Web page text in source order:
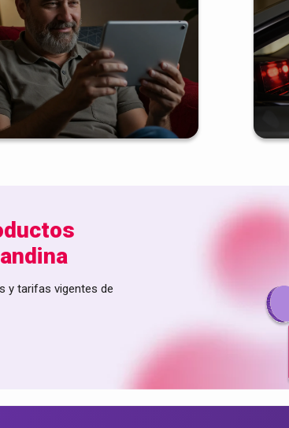
y tarifas vigentes de